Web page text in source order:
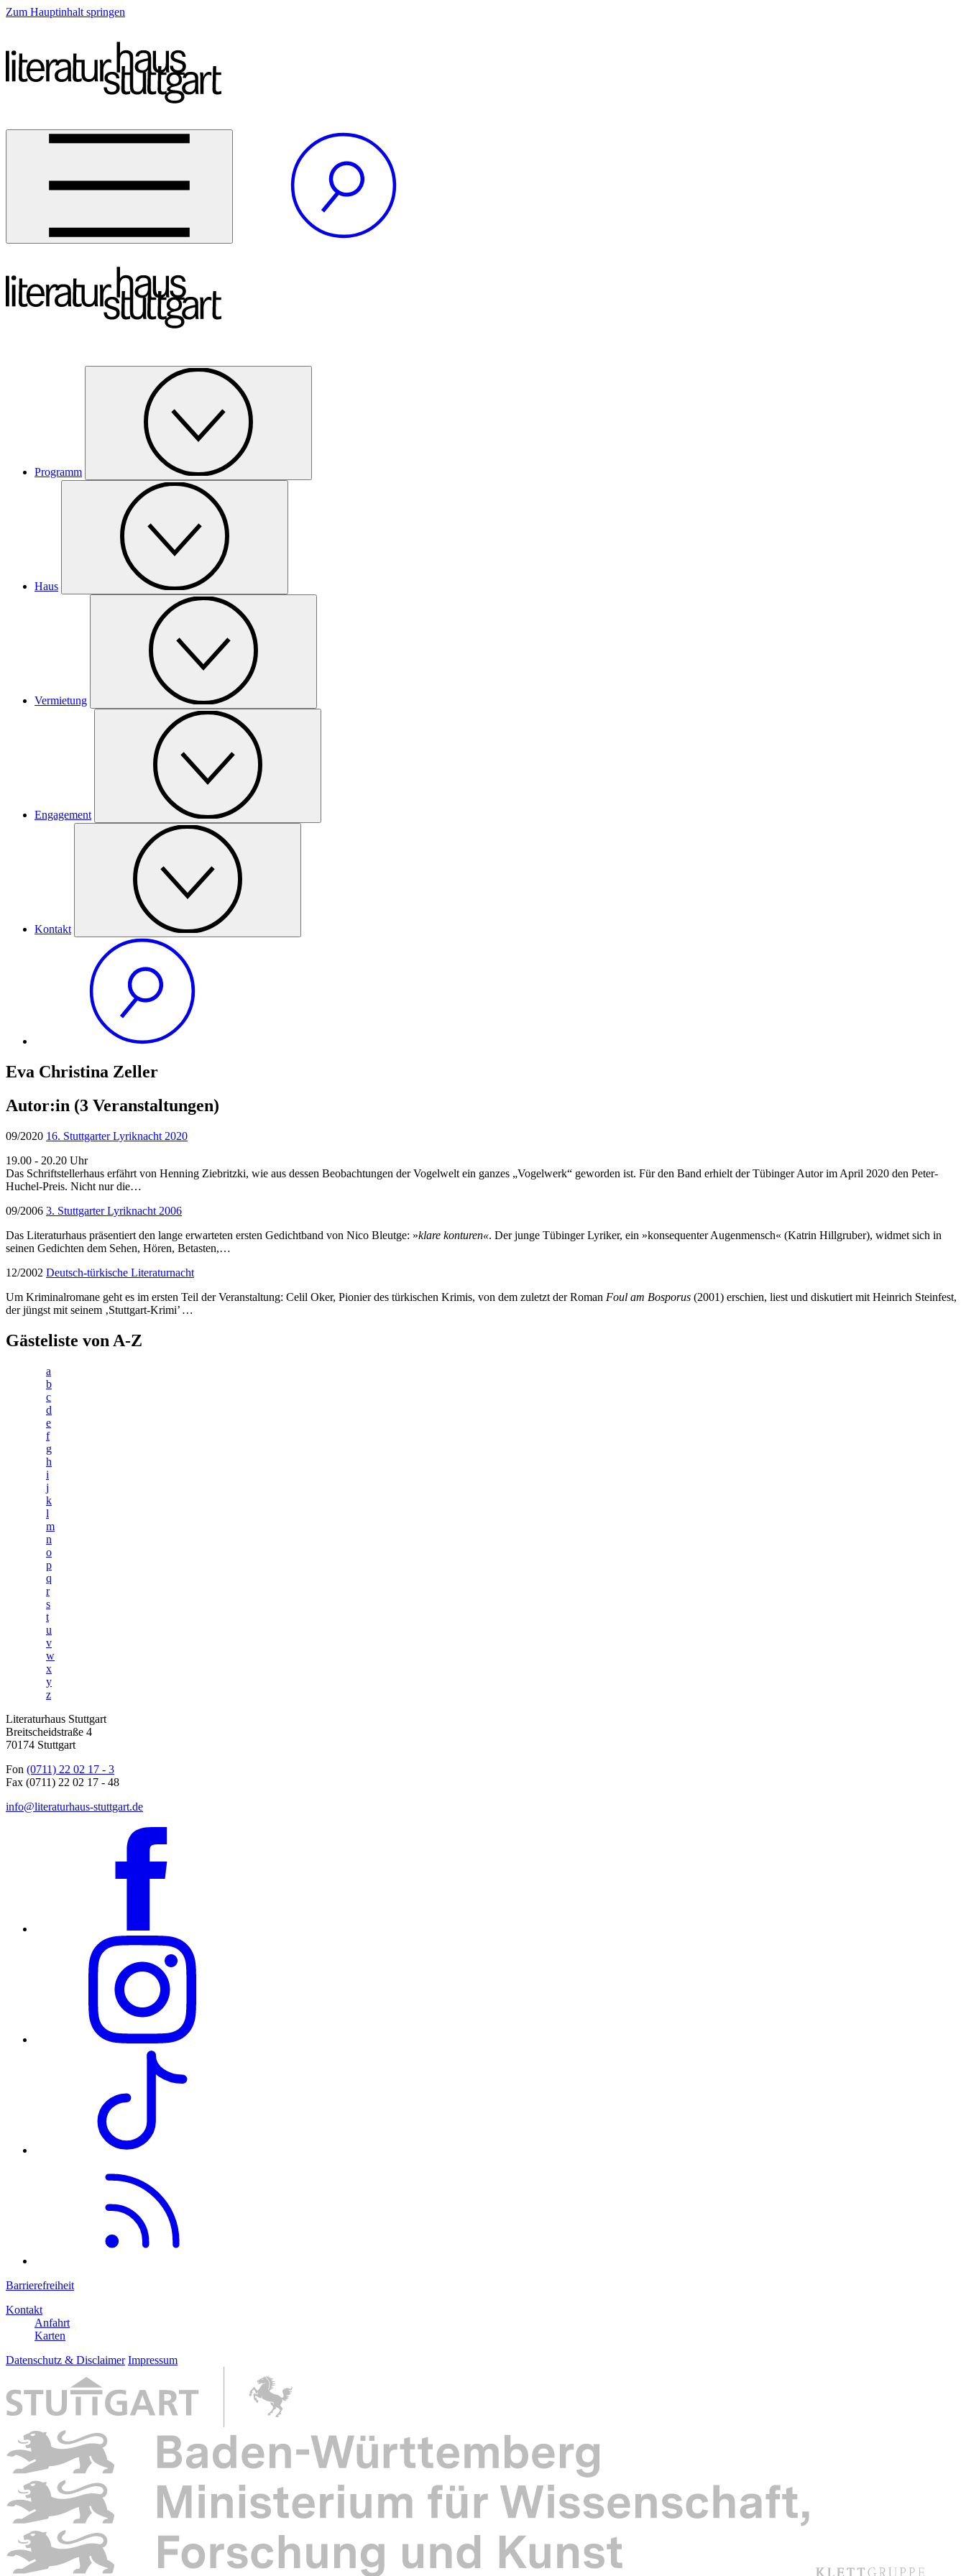
Zum Hauptinhalt springen
Programm
Haus
Vermietung
Engagement
Kontakt
Eva Christina Zeller
Autor:in (3 Veranstaltungen)
09/2020 16. Stuttgarter Lyriknacht 2020
19.00 - 20.20 Uhr
Das Schriftstellerhaus erfährt von Henning Ziebritzki, wie aus dessen Beobachtungen der Vogelwelt ein ganzes „Vogelwerk“ geworden ist. Für den Band erhielt der Tübinger Autor im April 2020 den Peter-
Huchel-Preis. Nicht nur die…
09/2006 3. Stuttgarter Lyriknacht 2006
Das Literaturhaus präsentiert den lange erwarteten ersten Gedichtband von Nico Bleutge: »klare konturen«. Der junge Tübinger Lyriker, ein »konsequenter Augenmensch« (Katrin Hillgruber), widmet sich in
seinen Gedichten dem Sehen, Hören, Betasten,…
12/2002 Deutsch-türkische Literaturnacht
Um Kriminalromane geht es im ersten Teil der Veranstaltung: Celil Oker, Pionier des türkischen Krimis, von dem zuletzt der Roman Foul am Bosporus (2001) erschien, liest und diskutiert mit Heinrich Steinfest,
der jüngst mit seinem ‚Stuttgart-Krimi’ …
Gästeliste von A-Z
a
b
c
d
e
f
g
h
i
j
k
l
m
n
o
p
q
r
s
t
u
v
w
x
y
z
Literaturhaus Stuttgart
Breitscheidstraße 4
70174 Stuttgart
Fon (0711) 22 02 17 - 3
Fax (0711) 22 02 17 - 48
info@literaturhaus-stuttgart.de
Barrierefreiheit
Kontakt
Anfahrt
Karten
Datenschutz & Disclaimer Impressum